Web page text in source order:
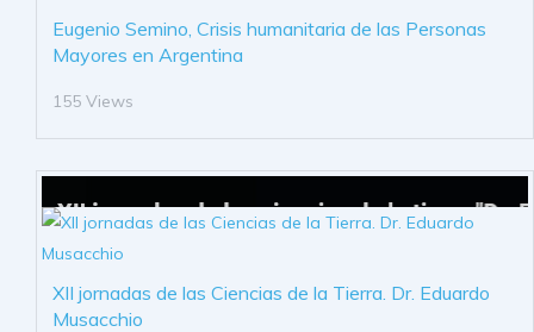
Eugenio Semino, Crisis humanitaria de las Personas
Mayores en Argentina
155 Views
XII jornadas de las Ciencias de la Tierra. Dr. Eduardo
Musacchio